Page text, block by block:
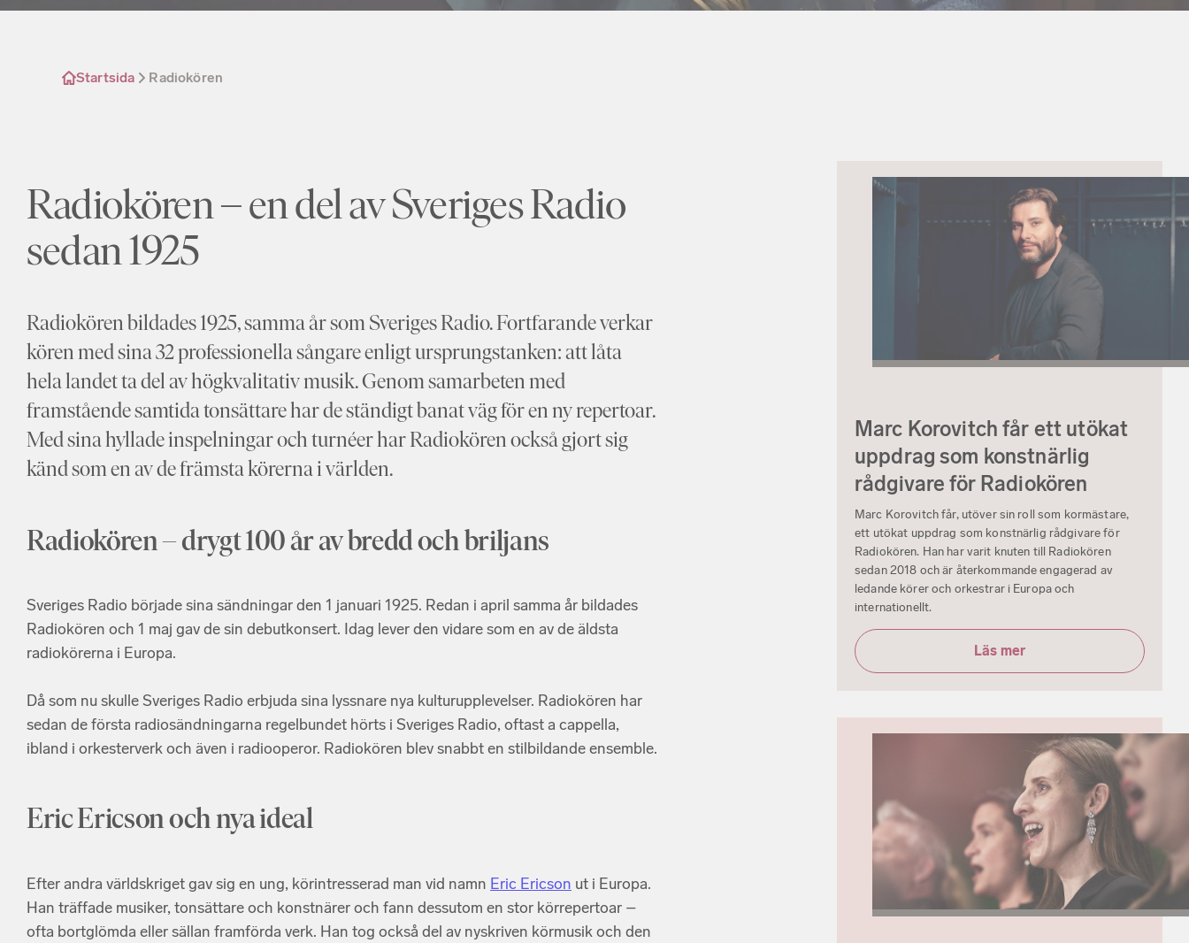
Startsida Radiokören
Radiokören – en del av Sveriges Radio
sedan 1925
Radiokören bildades 1925, samma år som Sveriges Radio. Fortfarande verkar
kören med sina 32 professionella sångare enligt ursprungstanken: att låta
hela landet ta del av högkvalitativ musik. Genom samarbeten med
framstående samtida tonsättare har de ständigt banat väg för en ny repertoar.
Med sina hyllade inspelningar och turnéer har Radiokören också gjort sig
känd som en av de främsta körerna i världen.
Radiokören – drygt 100 år av bredd och briljans
Sveriges Radio började sina sändningar den 1 januari 1925. Redan i april samma år bildades
Radiokören och 1 maj gav de sin debutkonsert. Idag lever den vidare som en av de äldsta
radiokörerna i Europa.
Då som nu skulle Sveriges Radio erbjuda sina lyssnare nya kulturupplevelser. Radiokören har
sedan de första radiosändningarna regelbundet hörts i Sveriges Radio, oftast a cappella,
ibland i orkesterverk och även i radiooperor. Radiokören blev snabbt en stilbildande ensemble.
Eric Ericson och nya ideal
Efter andra världskriget gav sig en ung, körintresserad man vid namn Eric Ericson ut i Europa.
Han träffade musiker, tonsättare och konstnärer och fann dessutom en stor körrepertoar –
ofta bortglömda eller sällan framförda verk. Han tog också del av nyskriven körmusik och den
Marc Korovitch får ett utökat
uppdrag som konstnärlig
rådgivare för Radiokören
Marc Korovitch får, utöver sin roll som kormästare,
ett utökat uppdrag som konstnärlig rådgivare för
Radiokören. Han har varit knuten till Radiokören
sedan 2018 och är återkommande engagerad av
ledande körer och orkestrar i Europa och
internationellt.
Läs mer